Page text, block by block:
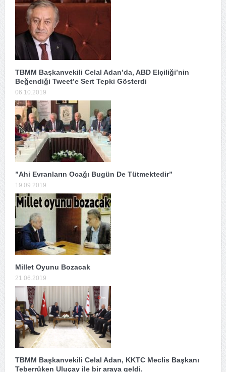
TBMM Başkanvekili Celal Adan’da, ABD Elçiliği’nin
Beğendiği Tweet’e Sert Tepki Gösterdi
06.10.2019
”Ahi Evranların Ocağı Bugün De Tütmektedir”
19.09.2019
Millet Oyunu Bozacak
21.06.2019
TBMM Başkanvekili Celal Adan, KKTC Meclis Başkanı
Teberrüken Uluçay ile bir araya geldi.